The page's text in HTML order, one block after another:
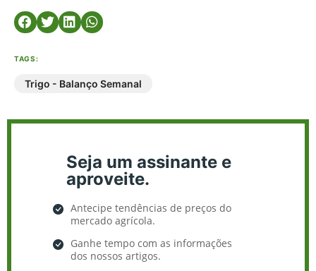
TAGS:
Trigo - Balanço Semanal
Seja um assinante e
aproveite.
Antecipe tendências de preços do
mercado agrícola.
Ganhe tempo com as informações
dos nossos artigos.